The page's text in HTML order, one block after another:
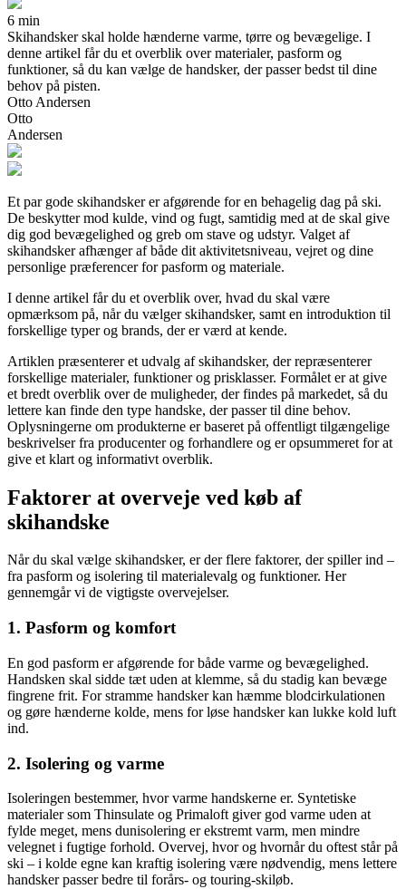
6 min
Skihandsker skal holde hænderne varme, tørre og bevægelige. I
denne artikel får du et overblik over materialer, pasform og
funktioner, så du kan vælge de handsker, der passer bedst til dine
behov på pisten.
Otto Andersen
Otto
Andersen
Et par gode skihandsker er afgørende for en behagelig dag på ski.
De beskytter mod kulde, vind og fugt, samtidig med at de skal give
dig god bevægelighed og greb om stave og udstyr. Valget af
skihandsker afhænger af både dit aktivitetsniveau, vejret og dine
personlige præferencer for pasform og materiale.
I denne artikel får du et overblik over, hvad du skal være
opmærksom på, når du vælger skihandsker, samt en introduktion til
forskellige typer og brands, der er værd at kende.
Artiklen præsenterer et udvalg af skihandsker, der repræsenterer
forskellige materialer, funktioner og prisklasser. Formålet er at give
et bredt overblik over de muligheder, der findes på markedet, så du
lettere kan finde den type handske, der passer til dine behov.
Oplysningerne om produkterne er baseret på offentligt tilgængelige
beskrivelser fra producenter og forhandlere og er opsummeret for at
give et klart og informativt overblik.
Faktorer at overveje ved køb af
skihandske
Når du skal vælge skihandsker, er der flere faktorer, der spiller ind –
fra pasform og isolering til materialevalg og funktioner. Her
gennemgår vi de vigtigste overvejelser.
1. Pasform og komfort
En god pasform er afgørende for både varme og bevægelighed.
Handsken skal sidde tæt uden at klemme, så du stadig kan bevæge
fingrene frit. For stramme handsker kan hæmme blodcirkulationen
og gøre hænderne kolde, mens for løse handsker kan lukke kold luft
ind.
2. Isolering og varme
Isoleringen bestemmer, hvor varme handskerne er. Syntetiske
materialer som Thinsulate og Primaloft giver god varme uden at
fylde meget, mens dunisolering er ekstremt varm, men mindre
velegnet i fugtige forhold. Overvej, hvor og hvornår du oftest står på
ski – i kolde egne kan kraftig isolering være nødvendig, mens lettere
handsker passer bedre til forårs- og touring-skiløb.